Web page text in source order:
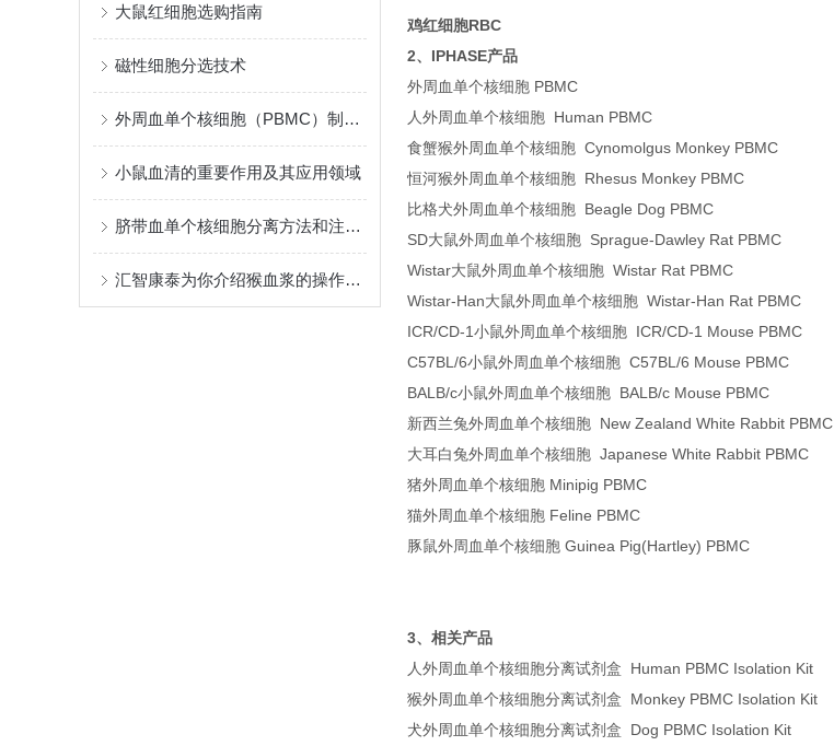
大鼠红细胞选购指南
磁性细胞分选技术
外周血单个核细胞（PBMC）制备方法及注意事项
小鼠血清的重要作用及其应用领域
脐带血单个核细胞分离方法和注意事项
汇智康泰为你介绍猴血浆的操作注意事项
鸡红细胞RBC
2、IPHASE产品
外周血单个核细胞 PBMC
人外周血单个核细胞 Human PBMC
食蟹猴外周血单个核细胞 Cynomolgus Monkey PBMC
恒河猴外周血单个核细胞 Rhesus Monkey PBMC
比格犬外周血单个核细胞 Beagle Dog PBMC
SD大鼠外周血单个核细胞 Sprague-Dawley Rat PBMC
Wistar大鼠外周血单个核细胞 Wistar Rat PBMC
Wistar-Han大鼠外周血单个核细胞 Wistar-Han Rat PBMC
ICR/CD-1小鼠外周血单个核细胞 ICR/CD-1 Mouse PBMC
C57BL/6小鼠外周血单个核细胞 C57BL/6 Mouse PBMC
BALB/c小鼠外周血单个核细胞 BALB/c Mouse PBMC
新西兰兔外周血单个核细胞 New Zealand White Rabbit PBMC
大耳白兔外周血单个核细胞 Japanese White Rabbit PBMC
猪外周血单个核细胞 Minipig PBMC
猫外周血单个核细胞 Feline PBMC
豚鼠外周血单个核细胞 Guinea Pig(Hartley) PBMC
3、相关产品
人外周血单个核细胞分离试剂盒 Human PBMC Isolation Kit
猴外周血单个核细胞分离试剂盒 Monkey PBMC Isolation Kit
犬外周血单个核细胞分离试剂盒 Dog PBMC Isolation Kit